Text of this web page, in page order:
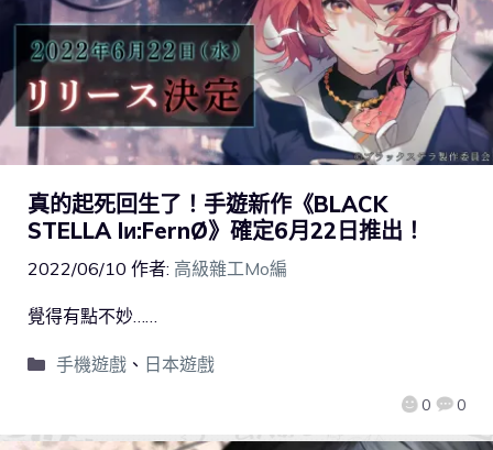
真的起死回生了！手遊新作《BLACK
STELLA Iи:FernØ》確定6月22日推出！
2022/06/10 作者: 高級雜工Mo編
0 0
覺得有點不妙……
手機遊戲、 日本遊戲